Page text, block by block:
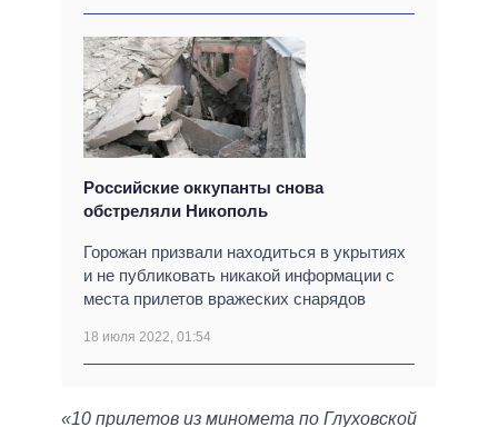
Российские оккупанты снова
обстреляли Никополь
Горожан призвали находиться в укрытиях
и не публиковать никакой информации с
места прилетов вражеских снарядов
18 июля 2022, 01:54
«10 прилетов из миномета по Глуховской